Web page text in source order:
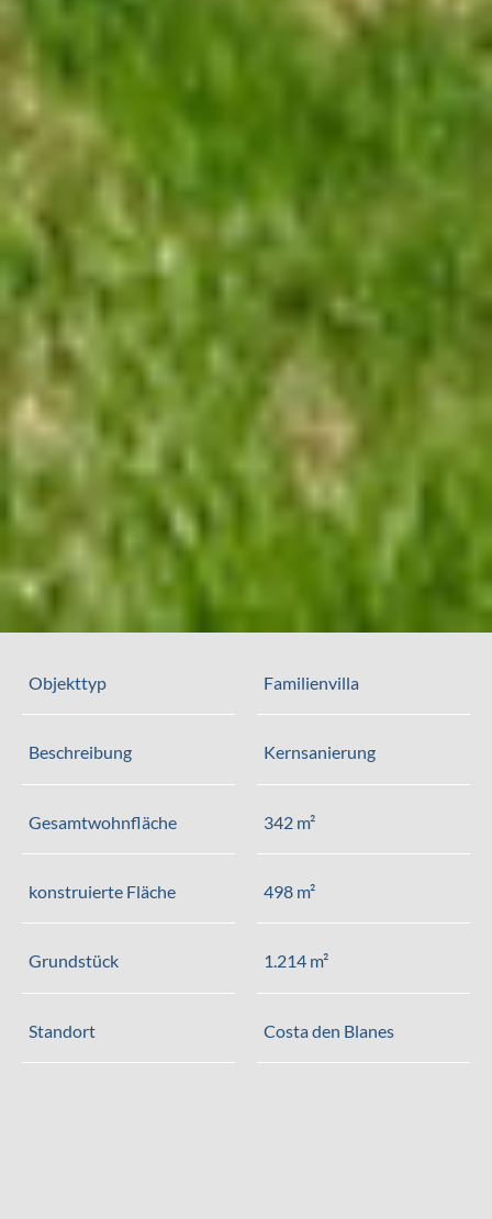
Objekttyp Familienvilla
Beschreibung Kernsanierung
Gesamtwohnfläche 342 m²
konstruierte Fläche 498 m²
Grundstück 1.214 m²
Standort Costa den Blanes